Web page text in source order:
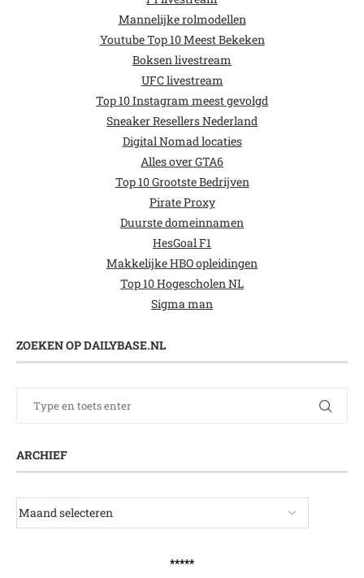
Mannelijke rolmodellen
Youtube Top 10 Meest Bekeken
Boksen livestream
UFC livestream
Top 10 Instagram meest gevolgd
Sneaker Resellers Nederland
Digital Nomad locaties
Alles over GTA6
Top 10 Grootste Bedrijven
Pirate Proxy
Duurste domeinnamen
HesGoal F1
Makkelijke HBO opleidingen
Top 10 Hogescholen NL
Sigma man
ZOEKEN OP DAILYBASE.NL
ARCHIEF
*****